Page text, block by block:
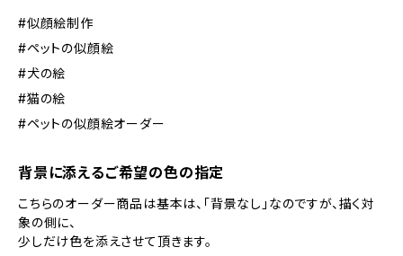
#似顔絵制作
#ペットの似顔絵
#犬の絵
#猫の絵
#ペットの似顔絵オーダー
背景に添えるご希望の色の指定
こちらのオーダー商品は基本は、「背景なし」なのですが、描く対
象の側に、
少しだけ色を添えさせて頂きます。